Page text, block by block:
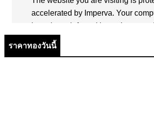
ราคาทองวันนี้